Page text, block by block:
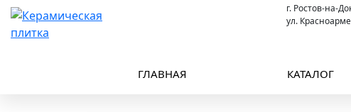
г. Ростов-на-
ул.
ГЛАВНАЯ КАТАЛОГ